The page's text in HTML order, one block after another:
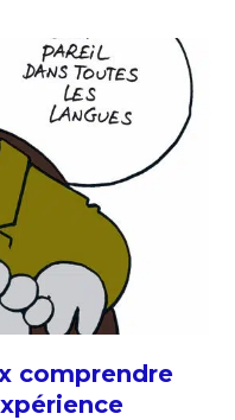
comprendre